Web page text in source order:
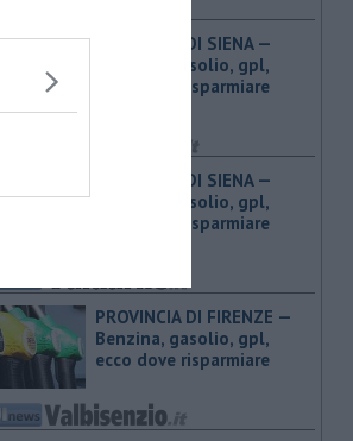
PROVINCIA DI SIENA — ​
Benzina, gasolio, gpl,
ecco dove risparmiare
PROVINCIA DI SIENA — ​
Benzina, gasolio, gpl,
ecco dove risparmiare
PROVINCIA DI FIRENZE — ​
Benzina, gasolio, gpl,
ecco dove risparmiare